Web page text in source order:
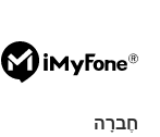
חֶברָה